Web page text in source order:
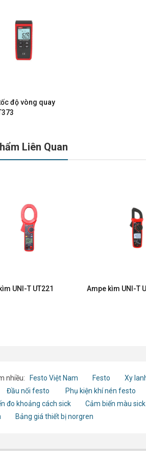
độ vòng quay
Liên Quan
UNI-T UT221 Ampe kìm UNI-T
nhiều: Festo Việt Nam Festo Xy
Đầu nối festo Phụ kiện khí nén festo
đo khoảng cách sick
Cảm biến màu sick
Bảng giá thiết bị norgren